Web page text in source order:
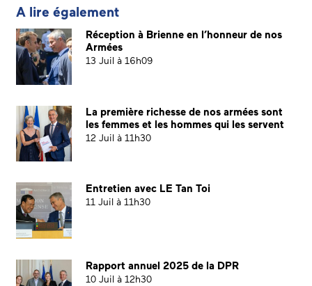
A lire également
Réception à Brienne en l’honneur de nos
Armées
13 Juil à 16h09
La première richesse de nos armées sont
les femmes et les hommes qui les servent
12 Juil à 11h30
Entretien avec LE Tan Toi
11 Juil à 11h30
Rapport annuel 2025 de la DPR
10 Juil à 12h30